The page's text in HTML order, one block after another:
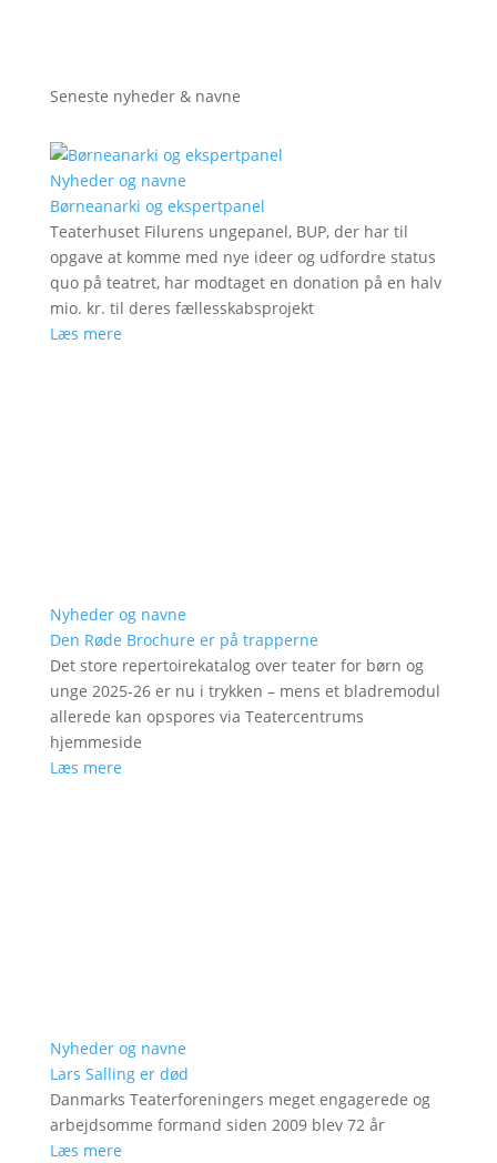
Seneste nyheder & navne
Nyheder og navne
Børneanarki og ekspertpanel
Teaterhuset Filurens ungepanel, BUP, der har til
opgave at komme med nye ideer og udfordre status
quo på teatret, har modtaget en donation på en halv
mio. kr. til deres fællesskabsprojekt
Læs mere
Nyheder og navne
Den Røde Brochure er på trapperne
Det store repertoirekatalog over teater for børn og
unge 2025-26 er nu i trykken – mens et bladremodul
allerede kan opspores via Teatercentrums
hjemmeside
Læs mere
Nyheder og navne
Lars Salling er død
Danmarks Teaterforeningers meget engagerede og
arbejdsomme formand siden 2009 blev 72 år
Læs mere